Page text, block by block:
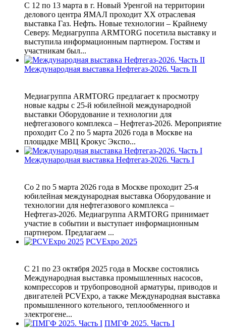
С 12 по 13 марта в г. Новый Уренгой на территории
делового центра ЯМАЛ проходит XX отраслевая
выставка Газ. Нефть. Новые технологии – Крайнему
Северу. Медиагруппа ARMTORG посетила выставку и
выступила информационным партнером. Гостям и
участникам был...
Международная выставка Нефтегаз-2026. Часть II
Медиагруппа ARMTORG предлагает к просмотру
новые кадры с 25-й юбилейной международной
выставки Оборудование и технологии для
нефтегазового комплекса – Нефтегаз-2026. Мероприятие
проходит Со 2 по 5 марта 2026 года в Москве на
площадке МВЦ Крокус Экспо...
Международная выставка Нефтегаз-2026. Часть I
Со 2 по 5 марта 2026 года в Москве проходит 25-я
юбилейная международная выставка Оборудование и
технологии для нефтегазового комплекса –
Нефтегаз-2026. Медиагруппа ARMTORG принимает
участие в событии и выступает информационным
партнером. Предлагаем ...
PCVExpo 2025
С 21 по 23 октября 2025 года в Москве состоялись
Международная выставка промышленных насосов,
компрессоров и трубопроводной арматуры, приводов и
двигателей PCVExpo, а также Международная выставка
промышленного котельного, теплообменного и
электрогене...
ПМГФ 2025. Часть I